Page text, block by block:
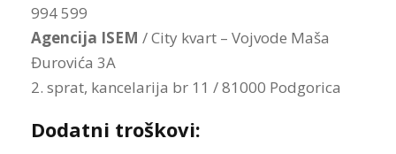
994 599
Agencija ISEM / City kvart – Vojvode Maša
Đurovića 3A
2. sprat, kancelarija br 11 / 81000 Podgorica
Dodatni troškovi: